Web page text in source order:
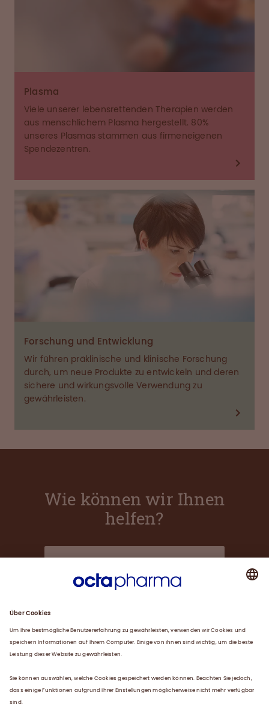
Plasma
Viele unserer lebensrettenden Therapien werden
aus menschlichem Plasma hergestellt. 80%
unseres Plasmas stammen aus firmeneigenen
Spendezentren.
Forschung und Entwicklung
Wir führen präklinische und klinische Forschung
durch, um neue Produkte zu entwickeln und deren
sichere und wirkungsvolle Verwendung zu
gewährleisten.
Wie können wir Ihnen
helfen?
Über uns
Karriere